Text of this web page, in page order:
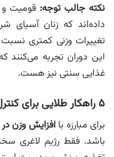
نکته جالب توجه: قومیت و
داده‌اند که زنان آسیای
تغییرات وزنی کمتری نسبت
این دوران تجربه می‌کنند
غذایی سنتی نیز هست.
۵ راهکار طلایی برای کنترل افزایش وزن در یائسگی
برای مبارزه باافزایش وزن
باشد. فقط رژیم لاغری